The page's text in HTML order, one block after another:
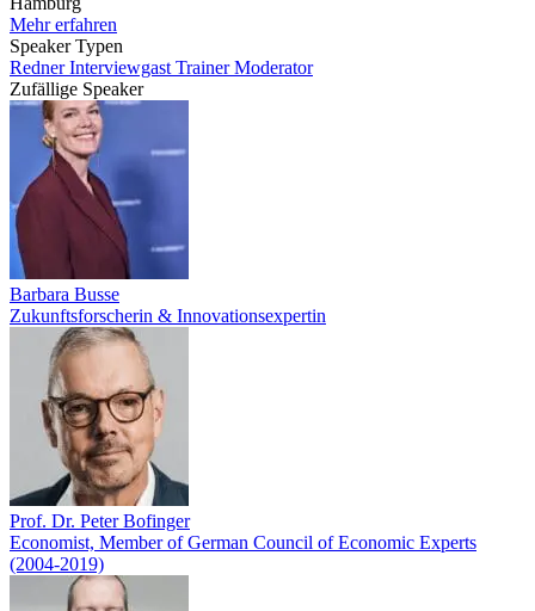
Mehr erfahren
Speaker Typen
RednerInterviewgast TrainerModerator
Zufällige Speaker
Barbara Busse
Zukunftsforscherin & Innovationsexpertin
Prof. Dr. Peter Bofinger
Economist, Member of German Council of Economic Experts
(2004-2019)